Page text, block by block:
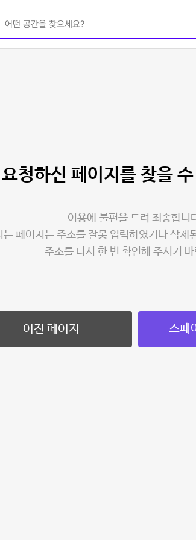
요청하신 페이지를 찾을
이용에 불편을 드려 죄송합니
는 페이지는 주소를 잘못 입력하였거나 삭제
주소를 다시 한 번 확인해 주시기
이전 페이지 스페